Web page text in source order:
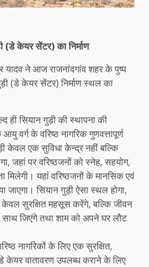
(डे केयर सेंटर) का निर्माण
यादव ने आज राजनांदगांव शहर के पुष्प
(डे केयर सेंटर) निर्माण स्थल का
सियान गुड़ी की स्थापना की
वर्ग के वरिष्ठ नागरिक गुणवत्तापूर्ण
केवल एक सुविधा केन्द्र नहीं बल्कि
जहां पर वरिष्ठजनों को स्नेह, सहयोग,
मिलेगी। यहां वरिष्ठजनों के मानसिक एवं
जाएगा। सियान गुड़ी ऐसा स्थल होगा,
सुरक्षित महसूस करेंगे, बल्कि जीवन
जिएंगे तथा शाम को अपने घर लौट
नागरिकों के लिए एक सुरक्षित,
वातावरण उपलब्ध कराने के लिए